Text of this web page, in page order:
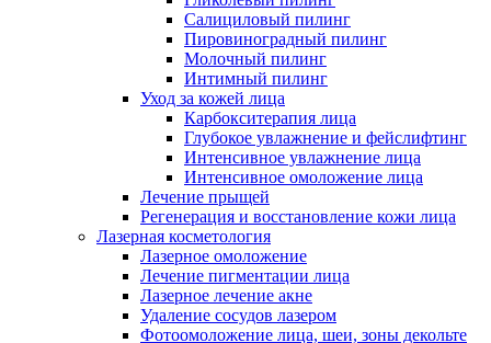
Салициловый пилинг
Пировиноградный пилинг
Молочный пилинг
Интимный пилинг
Уход за кожей лица
Карбокситерапия лица
Глубокое увлажнение и фейслифтинг
Интенсивное увлажнение лица
Интенсивное омоложение лица
Лечение прыщей
Регенерация и восстановление кожи лица
Лазерная косметология
Лазерное омоложение
Лечение пигментации лица
Лазерное лечение акне
Удаление сосудов лазером
Фотоомоложение лица, шеи, зоны декольте